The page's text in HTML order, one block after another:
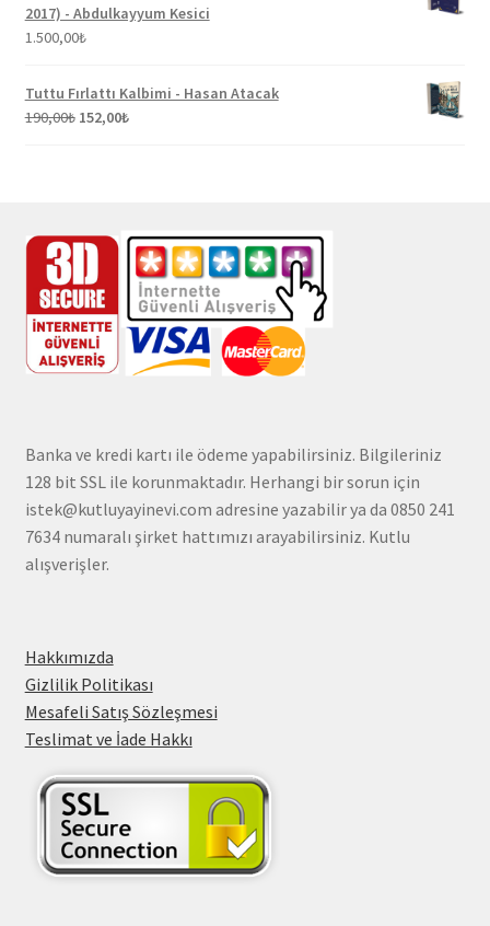
2017) - Abdulkayyum Kesici
1.500,00₺
Tuttu Fırlattı Kalbimi - Hasan Atacak
190,00₺ Orijinal
152,00₺Şu
Banka ve kredi kartı ile ödeme yapabilirsiniz. Bilgileriniz
128 bit SSL ile korunmaktadır. Herhangi bir sorun için
istek@kutluyayinevi.com adresine yazabilir ya da 0850 241
7634 numaralı şirket hattımızı arayabilirsiniz. Kutlu
alışverişler.
Hakkımızda
Gizlilik Politikası
Mesafeli Satış Sözleşmesi
Teslimat ve İade Hakkı